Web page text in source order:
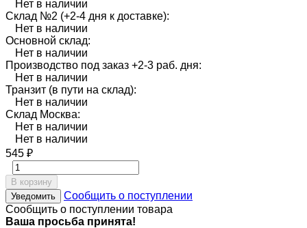
Нет в наличии
Склад №2 (+2-4 дня к доставке):
Нет в наличии
Основной склад:
Нет в наличии
Производство под заказ +2-3 раб. дня:
Нет в наличии
Транзит (в пути на склад):
Нет в наличии
Склад Москва:
Нет в наличии
Нет в наличии
545 ₽
В корзину
Уведомить
Сообщить о поступлении
Сообщить о поступлении товара
Ваша просьба принята!